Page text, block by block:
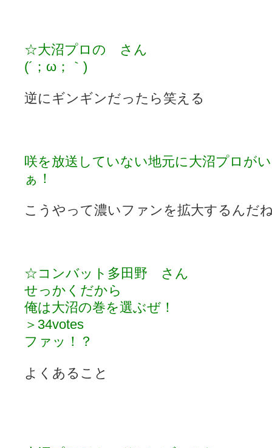
☆大沼プロの さん
(´；ω；｀)
逆にギンギンだったら笑える
咲を放送していない地元に大沼プロが
ぁ！
こうやって濃いファンを拡大するんだ
☆コンバット多田野 さん
せっかくだから
俺は大沼の巻を選ぶぜ！
＞34votes
ファッ！？
よくあること